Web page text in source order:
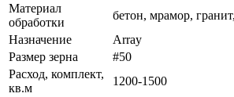
Материал
обработки
бетон, мрамор,
Назначение
Array
Размер зерна
#50
Расход, комплект,
кв.м
1200-1500